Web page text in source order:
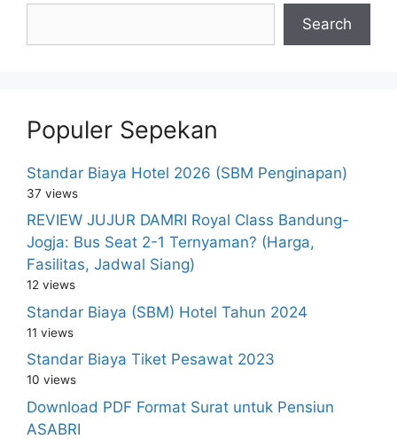
Search
Populer Sepekan
Standar Biaya Hotel 2026 (SBM Penginapan)
37 views
REVIEW JUJUR DAMRI Royal Class Bandung-
Jogja: Bus Seat 2-1 Ternyaman? (Harga,
Fasilitas, Jadwal Siang)
12 views
Standar Biaya (SBM) Hotel Tahun 2024
11 views
Standar Biaya Tiket Pesawat 2023
10 views
Download PDF Format Surat untuk Pensiun
ASABRI